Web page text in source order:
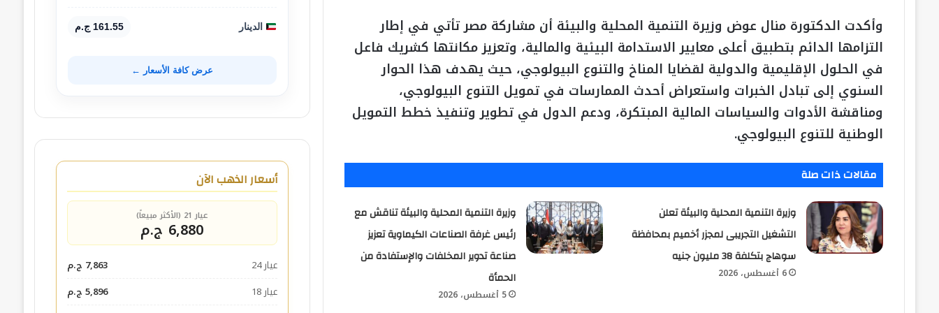
وأكدت الدكتورة منال عوض وزيرة التنمية المحلية والبيئة أن مشاركة مصر تأتي في إطار
التزامها الدائم بتطبيق أعلى معايير الاستدامة البيئية والمالية، وتعزيز مكانتها كشريك فاعل
في الحلول الإقليمية والدولية لقضايا المناخ والتنوع البيولوجي، حيث يهدف هذا الحوار
السنوي إلى تبادل الخبرات واستعراض أحدث الممارسات في تمويل التنوع البيولوجي،
ومناقشة الأدوات والسياسات المالية المبتكرة، ودعم الدول في تطوير وتنفيذ خطط التمويل
الوطنية للتنوع البيولوجي.
مقالات ذات صلة
وزيرة التنمية المحلية والبيئة تعلن
التشغيل التجريبى لمجزر أخميم بمحافظة
سوهاج بتكلفة 38 مليون جنيه
6 أغسطس، 2026
وزيرة التنمية المحلية والبيئة تناقش مع
رئيس غرفة الصناعات الكيماوية تعزيز
صناعة تدوير المخلفات والإستفادة من
الحمأة
5 أغسطس، 2026
الدينار 161.55 ج.م
عرض كافة الأسعار ←
أسعار الذهب الآن
عيار 21 (الأكثر مبيعاً)
6,880 ج.م
عيار 24
7,863 ج.م
عيار 18
5,896 ج.م